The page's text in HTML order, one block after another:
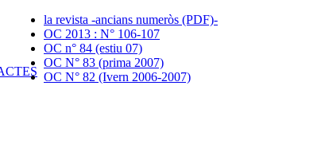
la revista -ancians numeròs (PDF)-
OC 2013 : N° 106-107
OC n° 84 (estiu 07)
OC N° 83 (prima 2007)
OC N° 82 (Ivern 2006-2007)